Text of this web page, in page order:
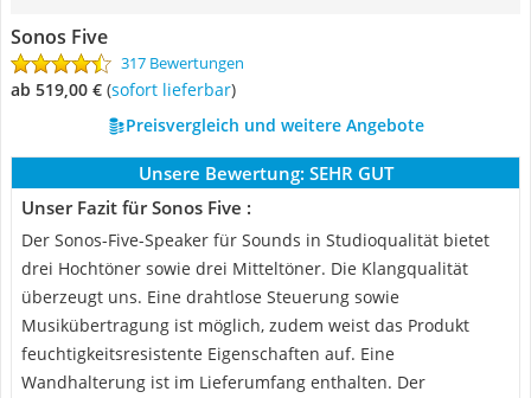
Sonos Five
317 Bewertungen
ab 519,00 € ( Sofort lieferbar)
Preisvergleich und weitere Angebote
Unsere Bewertung: SEHR GUT
Unser Fazit für Sonos Five :
Der Sonos-Five-Speaker für Sounds in Studioqualität bietet
drei Hochtöner sowie drei Mitteltöner. Die Klangqualität
überzeugt uns. Eine drahtlose Steuerung sowie
Musikübertragung ist möglich, zudem weist das Produkt
feuchtigkeitsresistente Eigenschaften auf. Eine
Wandhalterung ist im Lieferumfang enthalten. Der